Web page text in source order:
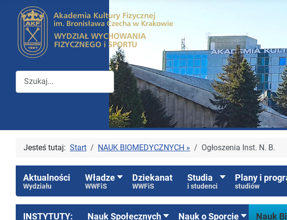
Przeszukuj witrynę Wydziału WFiS
Jesteś tutaj: Start NAUK BIOMEDYCZNYCH » Ogłoszenia Inst. N. B.
Aktualności
Wydziału
Władze
WWFiS
Dziekanat
WWFiS
Studia
i studenci
Plany i
studiów
INSTYTUTY: Nauk Społecznych Nauk o Sporcie Nauk